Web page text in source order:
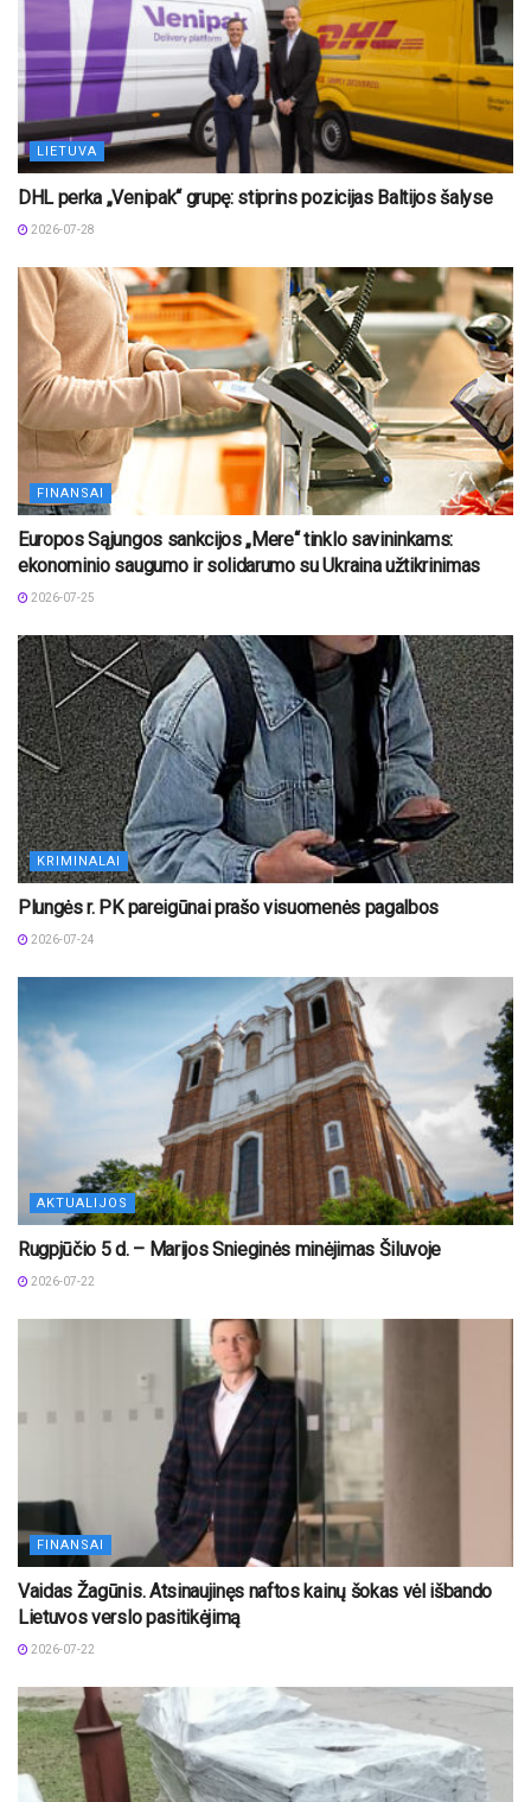
LIETUVA
DHL perka „Venipak“ grupę: stiprins pozicijas Baltijos šalyse
2026-07-28
FINANSAI
Europos Sąjungos sankcijos „Mere“ tinklo savininkams:
ekonominio saugumo ir solidarumo su Ukraina užtikrinimas
2026-07-25
KRIMINALAI
Plungės r. PK pareigūnai prašo visuomenės pagalbos
2026-07-24
AKTUALIJOS
Rugpjūčio 5 d. – Marijos Snieginės minėjimas Šiluvoje
2026-07-22
FINANSAI
Vaidas Žagūnis. Atsinaujinęs naftos kainų šokas vėl išbando
Lietuvos verslo pasitikėjimą
2026-07-22